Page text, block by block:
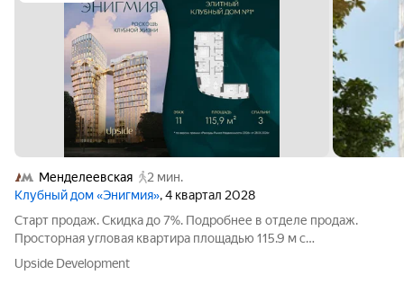
Менделеевская
2 мин.
Клубный дом «Энигмия», 4 квартал 2028
Старт продаж. Скидка до 7%. Подробнее в отделе продаж.
Просторная угловая квартира площадью 115.9 м с
панорамными видами на Садовое кольцо, Новослободскую ул.
и во двор. Продуманная планировка с мастер-спальней и
Upside Development